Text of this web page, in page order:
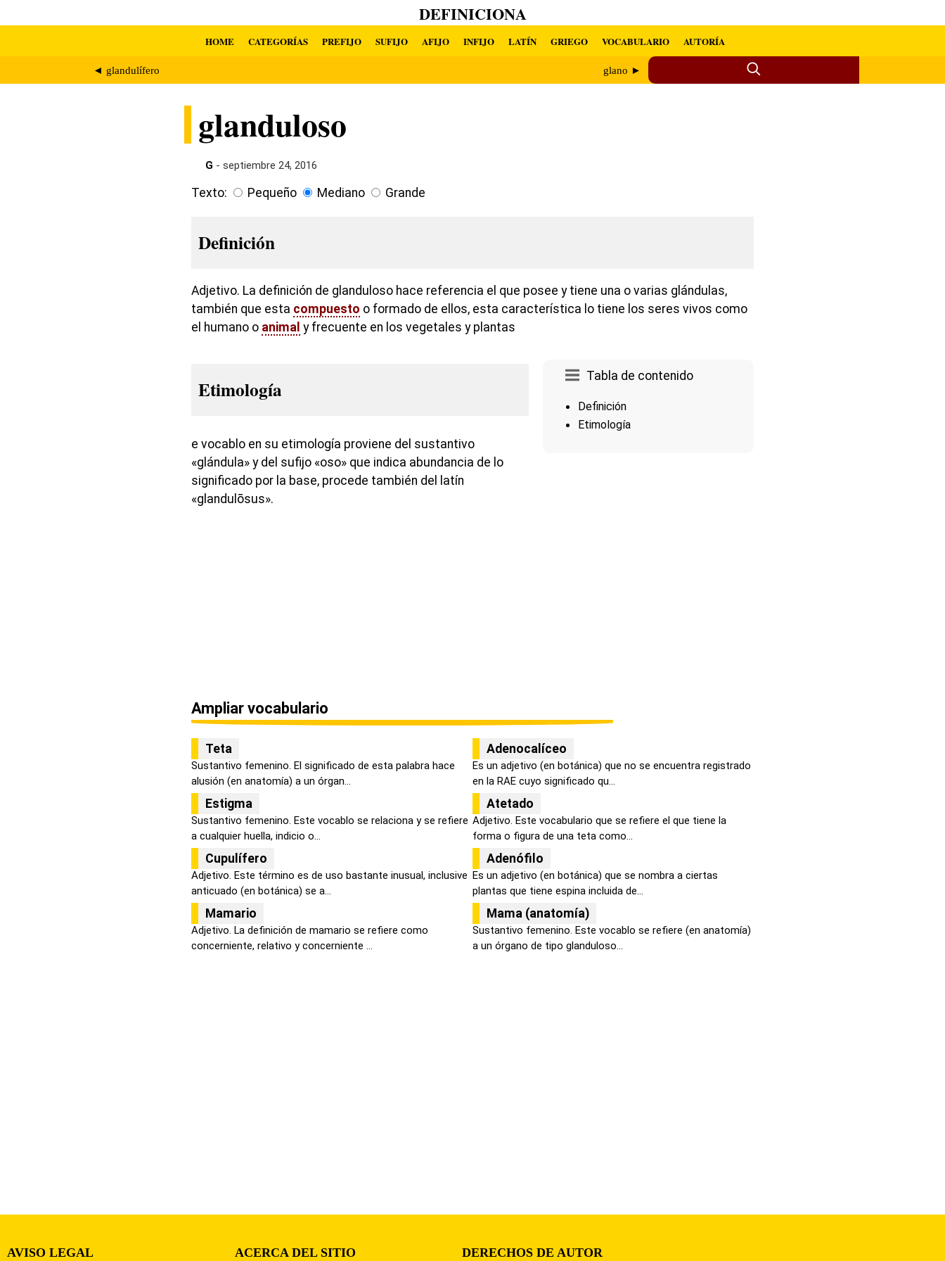
DEFINICIONA
HOME CATEGORÍAS PREFIJO SUFIJO AFIJO INFIJO LATÍN GRIEGO VOCABULARIO AUTORÍA
◄ glandulífero glano ►
glanduloso
G - septiembre 24, 2016
Texto: Pequeño Mediano Grande
Definición
Adjetivo. La definición de glanduloso hace referencia el que posee y tiene una o varias glándulas,
también que esta compuesto o formado de ellos, esta característica lo tiene los seres vivos como
el humano o animal y frecuente en los vegetales y plantas
Tabla de contenido
Definición
Etimología
Etimología
e vocablo en su etimología proviene del sustantivo
«glándula» y del sufijo «oso» que indica abundancia de lo
significado por la base, procede también del latín
«glandulōsus».
Ampliar vocabulario
Teta
Sustantivo femenino. El significado de esta palabra hace
alusión (en anatomía) a un órgan...
Adenocalíceo
Es un adjetivo (en botánica) que no se encuentra registrado
en la RAE cuyo significado qu...
Estigma
Sustantivo femenino. Este vocablo se relaciona y se refiere
a cualquier huella, indicio o...
Atetado
Adjetivo. Este vocabulario que se refiere el que tiene la
forma o figura de una teta como...
Cupulífero
Adjetivo. Este término es de uso bastante inusual, inclusive
anticuado (en botánica) se a...
Adenófilo
Es un adjetivo (en botánica) que se nombra a ciertas
plantas que tiene espina incluida de...
Mamario
Adjetivo. La definición de mamario se refiere como
concerniente, relativo y concerniente ...
Mama (anatomía)
Sustantivo femenino. Este vocablo se refiere (en anatomía)
a un órgano de tipo glanduloso...
AVISO LEGAL ACERCA DEL SITIO DERECHOS DE AUTOR